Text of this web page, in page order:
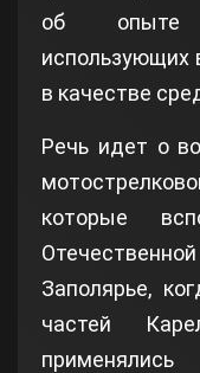
об опыте
использующих
в качестве
Речь идет о
которые
Заполярье,
частей